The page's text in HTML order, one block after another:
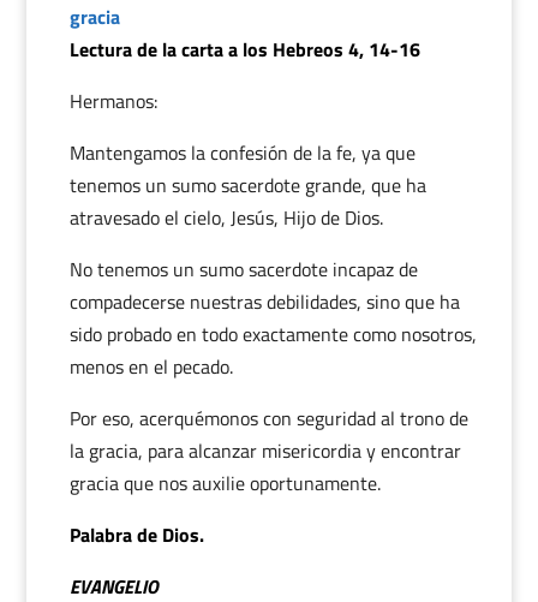
gracia
Lectura de la carta a los Hebreos 4, 14-16
Hermanos:
Mantengamos la confesión de la fe, ya que
tenemos un sumo sacerdote grande, que ha
atravesado el cielo, Jesús, Hijo de Dios.
No tenemos un sumo sacerdote incapaz de
compadecerse nuestras debilidades, sino que ha
sido probado en todo exactamente como nosotros,
menos en el pecado.
Por eso, acerquémonos con seguridad al trono de
la gracia, para alcanzar misericordia y encontrar
gracia que nos auxilie oportunamente.
Palabra de Dios.
EVANGELIO